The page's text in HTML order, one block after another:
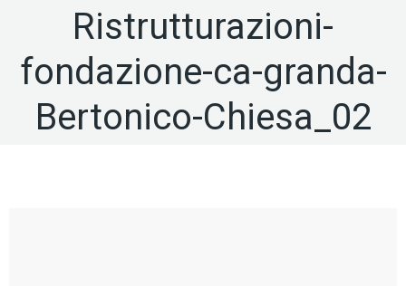
Ristrutturazioni-
fondazione-ca-granda-
Bertonico-Chiesa_02